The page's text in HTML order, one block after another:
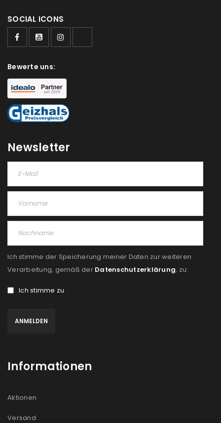
SOCIAL ICONS
Bewerte uns:
Newsletter
Ich stimme der Speicherung meiner Daten zur weiteren
Verarbeitung, gemäß der Datenschutzerklärung, zu:
Ich stimme zu
Informationen
Aktionen
Versand